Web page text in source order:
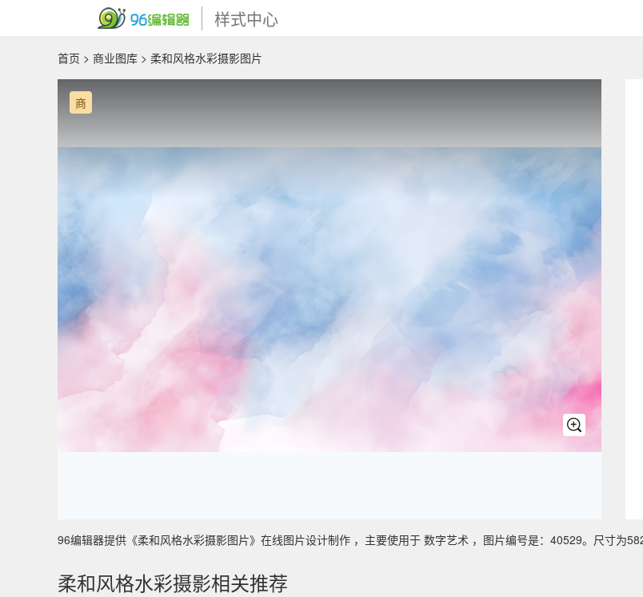
样式中心
首页 > 商业图库 > 柔和风格水彩摄影图片
商
96编辑器提供《柔和风格水彩摄影图片》在线图片设计制作 ，主要使用于 数字艺术 ，图片编号是：40529。尺寸为
柔和风格水彩摄影相关推荐